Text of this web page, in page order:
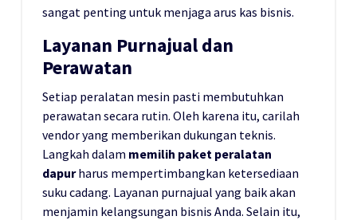
sangat penting untuk menjaga arus kas bisnis.
Layanan Purnajual dan
Perawatan
Setiap peralatan mesin pasti membutuhkan
perawatan secara rutin. Oleh karena itu, carilah
vendor yang memberikan dukungan teknis.
Langkah dalam memilih paket peralatan
dapurharus mempertimbangkan ketersediaan
suku cadang. Layanan purnajual yang baik akan
menjamin kelangsungan bisnis Anda. Selain itu,